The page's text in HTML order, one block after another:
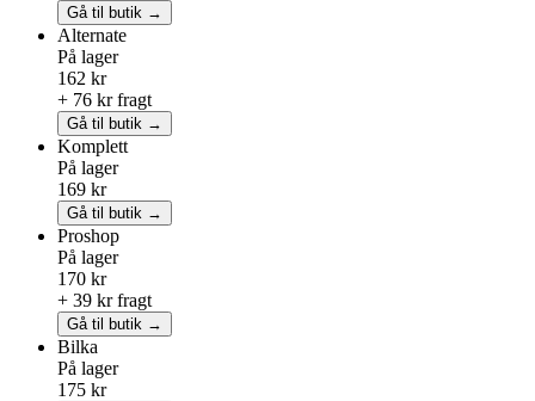
Gå til butik →
Alternate
På lager
162 kr
+ 76 kr fragt
Gå til butik →
Komplett
På lager
169 kr
Gå til butik →
Proshop
På lager
170 kr
+ 39 kr fragt
Gå til butik →
Bilka
På lager
175 kr